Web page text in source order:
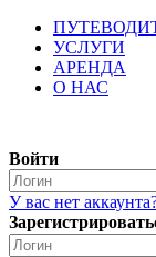
УСЛУГИ
АРЕНДА
О НАС
Войти
У вас нет